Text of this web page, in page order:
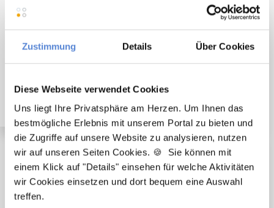
Zustimmung Details Über Cookies
Diese Webseite verwendet Cookies
Uns liegt Ihre Privatsphäre am Herzen. Um Ihnen das
bestmögliche Erlebnis mit unserem Portal zu bieten und
die Zugriffe auf unsere Website zu analysieren, nutzen
wir auf unseren Seiten Cookies. 🍪 Sie können mit
einem Klick auf "Details" einsehen für welche Aktivitäten
wir Cookies einsetzen und dort bequem eine Auswahl
treffen.
Angestellter Facharzt (m/w/d) in Teilzeit ab sofort in
🌟 PREMIUM-STELLENANGEBOT 🌟